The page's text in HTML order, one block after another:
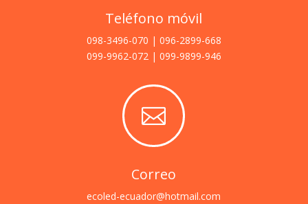
Teléfono móvil
098-3496-070 | 096-2899-668
099-9962-072 | 099-9899-946

Correo
ecoled-ecuador@hotmail.com